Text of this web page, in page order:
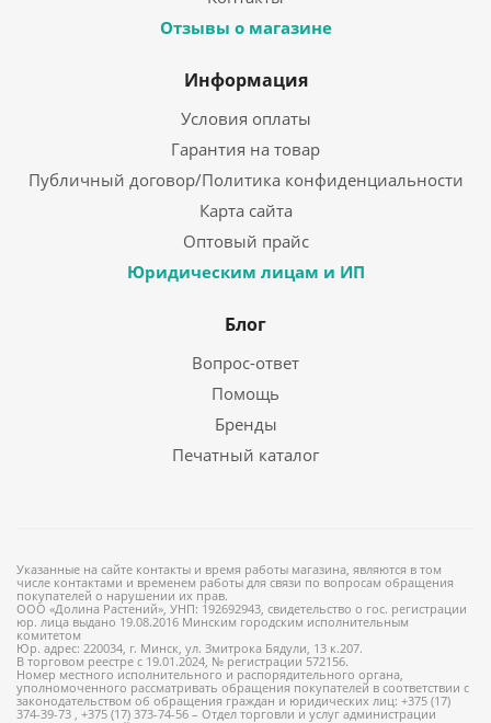
Отзывы о магазине
Информация
Условия оплаты
Гарантия на товар
Публичный договор/Политика конфиденциальности
Карта сайта
Оптовый прайс
Юридическим лицам и ИП
Блог
Вопрос-ответ
Помощь
Бренды
Печатный каталог
Указанные на сайте контакты и время работы магазина, являются в том
числе контактами и временем работы для связи по вопросам обращения
покупателей о нарушении их прав.
ООО «Долина Растений», УНП: 192692943, свидетельство о гос. регистрации
юр. лица выдано 19.08.2016 Минским городским исполнительным
комитетом
Юр. адрес: 220034, г. Минск, ул. Змитрока Бядули, 13 к.207.
В торговом реестре с 19.01.2024, № регистрации 572156.
Номер местного исполнительного и распорядительного органа,
уполномоченного рассматривать обращения покупателей в соответствии с
законодательством об обращения граждан и юридических лиц: +375 (17)
374-39-73 , +375 (17) 373-74-56 – Отдел торговли и услуг администрации